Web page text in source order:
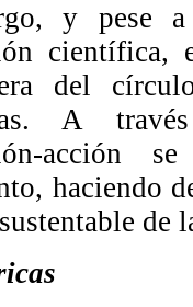
y pese
científica,
del
A
acción
haciendo
de